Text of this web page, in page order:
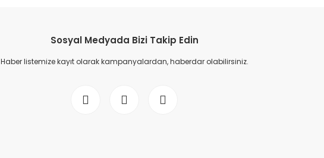
Sosyal Medyada Bizi Takip Edin
Haber listemize kayıt olarak kampanyalardan, haberdar olabilirsiniz.